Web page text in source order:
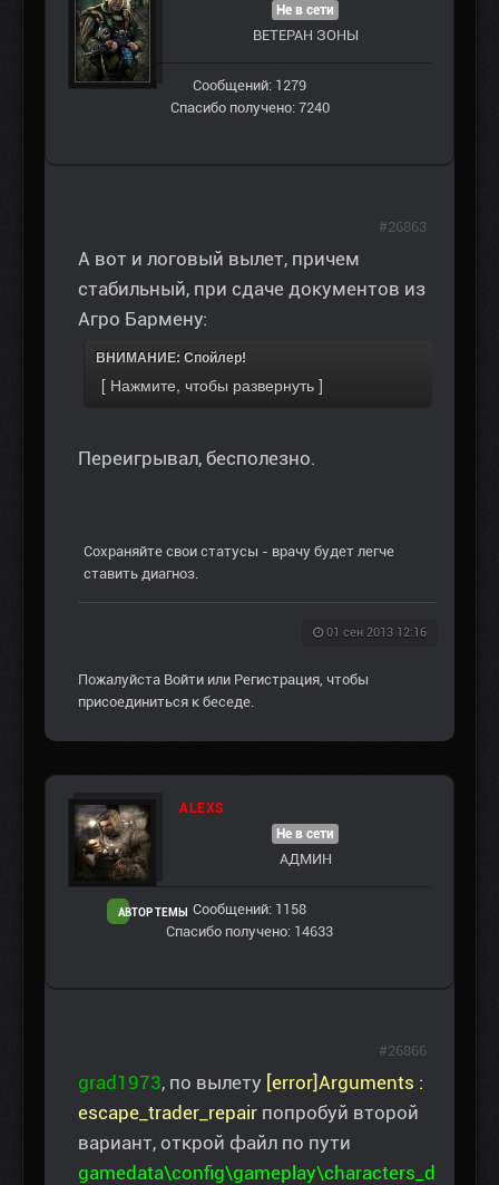
Не в сети
ВЕТЕРАН ЗOНЫ
Сообщений: 1279
Спасибо получено: 7240
А вот и логовый вылет, причем
стабильный, при сдаче документов из
Агро Бармену:
ВНИМАНИЕ: Спойлер!
Переигрывал, бесполезно.
Сохраняйте свои статусы - врачу будет легче
ставить диагноз.
01 сен 2013 12:16
#26863
Пожалуйста Войти или Регистрация , чтобы
присоединиться к беседе.
ALEXS
АВТОР ТЕМЫ
Не в сети
АДМИН
Сообщений: 1158
Спасибо получено: 14633
grad1973, по вылету [error]Arguments :
escape_trader_repair попробуй второй
вариант, открой файл по пути
gamedata\config\gameplay\characters_d
#26866